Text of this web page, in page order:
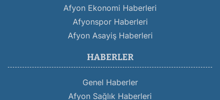
Afyon Ekonomi Haberleri
Afyonspor Haberleri
Afyon Asayiş Haberleri
HABERLER
Genel Haberler
Afyon Sağlık Haberleri